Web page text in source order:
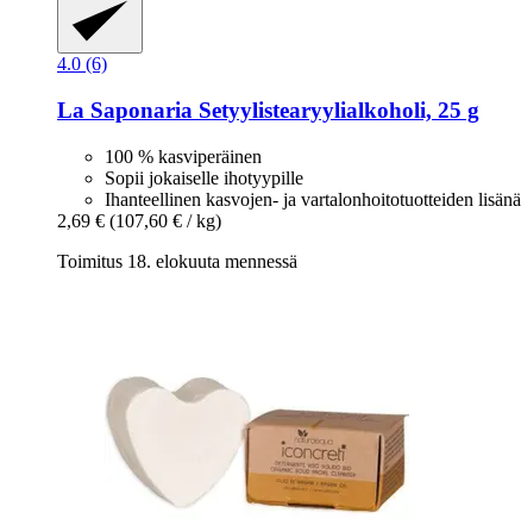
4.0 (6)
La Saponaria Setyylistearyylialkoholi, 25 g
100 % kasviperäinen
Sopii jokaiselle ihotyypille
Ihanteellinen kasvojen- ja vartalonhoitotuotteiden lisänä
2,69 € (107,60 € / kg)
Toimitus 18. elokuuta mennessä